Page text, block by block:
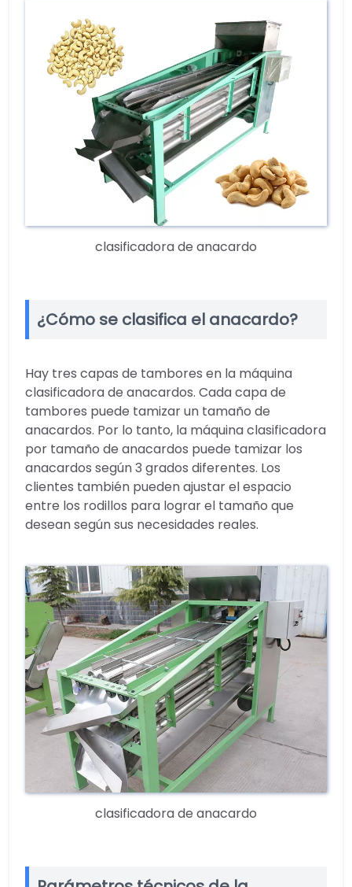
clasificadora de anacardo
¿Cómo se clasifica el anacardo?
Hay tres capas de tambores en la máquina
clasificadora de anacardos. Cada capa de
tambores puede tamizar un tamaño de
anacardos. Por lo tanto, la máquina clasificadora
por tamaño de anacardos puede tamizar los
anacardos según 3 grados diferentes. Los
clientes también pueden ajustar el espacio
entre los rodillos para lograr el tamaño que
desean según sus necesidades reales.
clasificadora de anacardo